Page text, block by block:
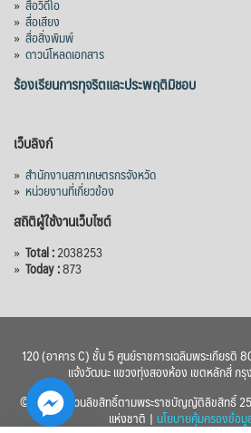
» สื่อวิดีโอ
» สื่อเสียง
» สื่อสิ่งพิมพ์
» ดาวน์โหลดเอกสาร
ร้องเรียนการทุจริตและประพฤติมิชอบ
เว็บลิงก์
» สำนักงานสภาเกษตรกรจังหวัด
» หน่วยงานที่เกี่ยวข้อง
สถิติผู้ใช้งานเว็บไซต์
» Total :2038253
» Today :873
120 (อาคาร C) ชั้น 5 ศูนย์ราชการเฉลิมพระเกียรติ
แจ้งวัฒนะ แขวงทุ่งสองห้อง เขตหลักสี่ ก
© 2560 สงวนลิขสิทธิ์ตามพระราชบัญญัติลิขสิทธิ์
แห่งชาติ | นโยบายคุ้มครองข้อ